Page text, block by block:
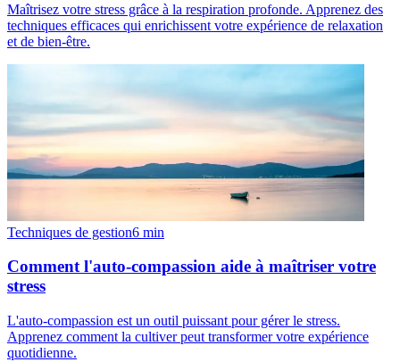
Maîtrisez votre stress grâce à la respiration profonde. Apprenez des
techniques efficaces qui enrichissent votre expérience de relaxation
et de bien-être.
Techniques de gestion6 min
Comment l'auto-compassion aide à maîtriser votre
stress
L'auto-compassion est un outil puissant pour gérer le stress.
Apprenez comment la cultiver peut transformer votre expérience
quotidienne.